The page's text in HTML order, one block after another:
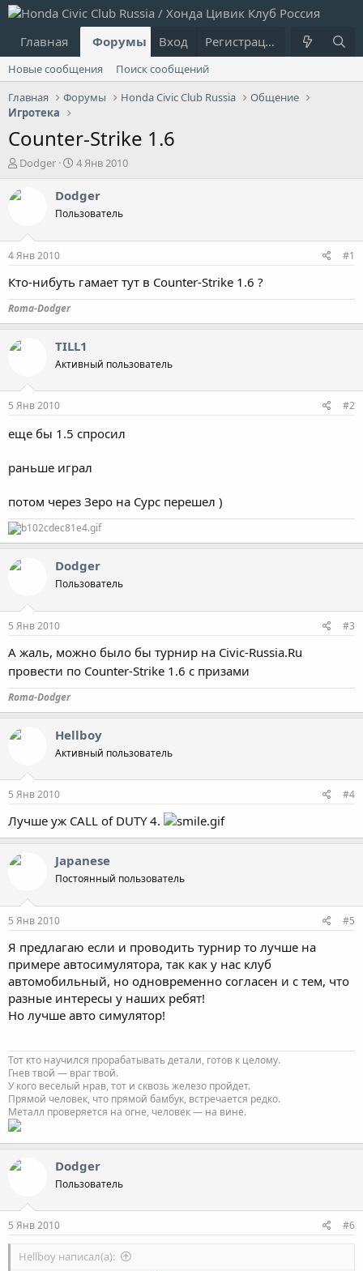
Главная Форумы Что нового?
Вход Регистрация
Новые сообщения
Поиск сообщений
Главная
Форумы Honda Civic Club Russia
Общение
Игротека
Counter-Strike 1.6
А
т
е
м
ы
Dodger
Д
т
а
н
л
4 Янв 2010
Dodger
Пользователь
4 Янв 2010 #1
Кто-нибуть гамает тут в Counter-Strike 1.6 ?
Roma-Dodger
TILL1
Активный пользователь
5 Янв 2010 #2
еще бы 1.5 спросил
раньше играл
потом через Зеро на Сурс перешел )
Dodger
Пользователь
5 Янв 2010 #3
А жаль, можно было бы турнир на Civic-Russia.Ru
провести по Counter-Strike 1.6 с призами
Roma-Dodger
Hellboy
Активный пользователь
5 Янв 2010 #4
Лучше уж CALL of DUTY 4.
Japanese
Постоянный пользователь
5 Янв 2010 #5
Я предлагаю если и проводить турнир то лучше на
примере автосимулятора, так как у нас клуб
автомобильный, но одновременно согласен и с тем, что
разные интересы у наших ребят!
Но лучше авто симулятор!
Тот кто научился прорабатывать детали, готов к целому.
Гнев твой — враг твой.
У кого веселый нрав, тот и сквозь железо пройдет.
Прямой человек, что прямой бамбук, встречается редко.
Металл проверяется на огне, человек — на вине.
Dodger
Пользователь
5 Янв 2010 #6
Hellboy написал(а):